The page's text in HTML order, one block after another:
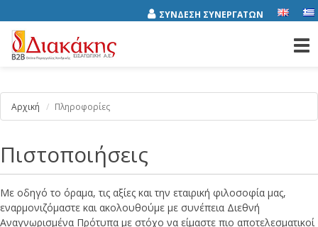
ΣΥΝΔΕΣΗ ΣΥΝΕΡΓΑΤΩΝ
Αρχική Πληροφορίες
Πιστοποιήσεις
Με οδηγό το όραμα, τις αξίες και την εταιρική φιλοσοφία μας,
εναρμονιζόμαστε και ακολουθούμε με συνέπεια Διεθνή
Αναγνωρισμένα Πρότυπα με στόχο να είμαστε πιο αποτελεσματικοί